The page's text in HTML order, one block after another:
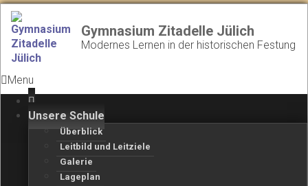
Gymnasium Zitadelle Jülich
Modernes Lernen in der historischen Festung
Menu
Unsere Schule
Überblick
Leitbild und Leitziele
Galerie
Lageplan